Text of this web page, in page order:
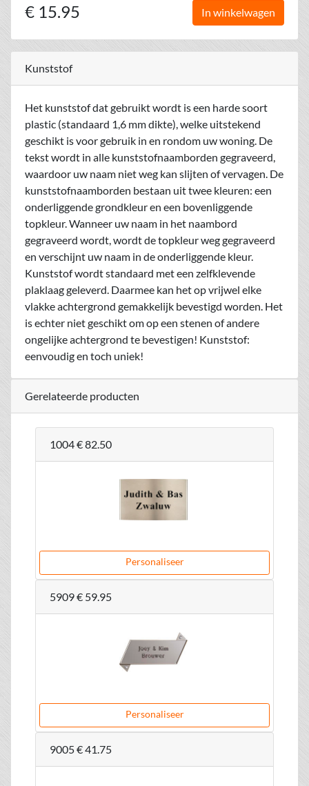
€ 15.95 In winkelwagen
Kunststof
Het kunststof dat gebruikt wordt is een harde soort
plastic (standaard 1,6 mm dikte), welke uitstekend
geschikt is voor gebruik in en rondom uw woning. De
tekst wordt in alle kunststofnaamborden gegraveerd,
waardoor uw naam niet weg kan slijten of vervagen. De
kunststofnaamborden bestaan uit twee kleuren: een
onderliggende grondkleur en een bovenliggende
topkleur. Wanneer uw naam in het naambord
gegraveerd wordt, wordt de topkleur weg gegraveerd
en verschijnt uw naam in de onderliggende kleur.
Kunststof wordt standaard met een zelfklevende
plaklaag geleverd. Daarmee kan het op vrijwel elke
vlakke achtergrond gemakkelijk bevestigd worden. Het
is echter niet geschikt om op een stenen of andere
ongelijke achtergrond te bevestigen! Kunststof:
eenvoudig en toch uniek!
Gerelateerde producten
1004€ 82.50
Personaliseer
5909€ 59.95
Personaliseer
9005€ 41.75